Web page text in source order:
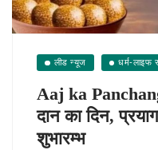
लीड न्यूज धर्म-लाइफ
Aaj ka
दान का दिन,
शुभारम्भ